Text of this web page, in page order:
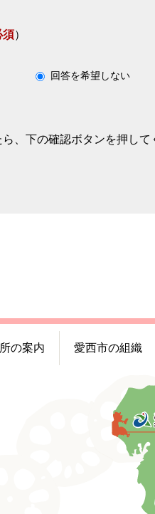
須）
回答を希望しない
、下の確認ボタンを押して
の案内 愛西市の組織